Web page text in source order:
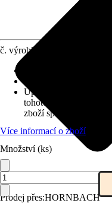
Prodej přes:HORNBACH
č. výrobku
Upozornění: toto
tohoto důvodu
zboží společnosti
Více informací o zboží
Množství (ks)